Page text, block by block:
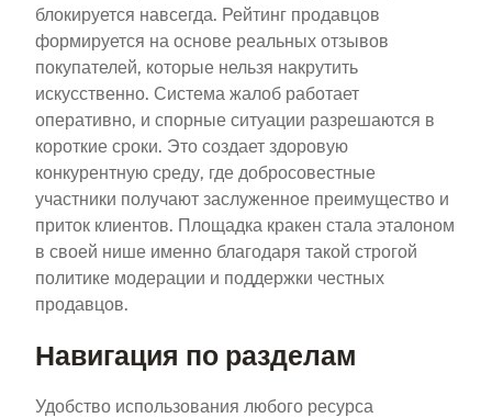
блокируется навсегда. Рейтинг продавцов
формируется на основе реальных отзывов
покупателей, которые нельзя накрутить
искусственно. Система жалоб работает
оперативно, и спорные ситуации разрешаются в
короткие сроки. Это создает здоровую
конкурентную среду, где добросовестные
участники получают заслуженное преимущество и
приток клиентов. Площадка кракен стала эталоном
в своей нише именно благодаря такой строгой
политике модерации и поддержки честных
продавцов.
Навигация по разделам
Удобство использования любого ресурса